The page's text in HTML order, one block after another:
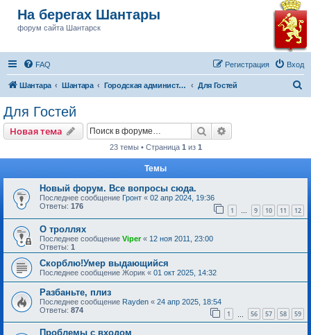
На берегах Шантары
форум сайта Шантарск
FAQ Вход
Регистрация
Шантара Шантара Городская администрация Шантарска Для Гостей
Для Гостей
Новая тема Поиск
23 темы • Страница 1 из 1
Темы
Новый форум. Все вопросы сюда.
Последнее сообщение Гронт « 02 апр 2024, 19:36
Ответы: 176 1 … 9 10 11 12
О троллях
Последнее сообщение Viper« 12 ноя 2011, 23:00
Ответы: 1
Скорблю!Умер выдающийся
Последнее сообщение Жорик « 01 окт 2025, 14:32
Разбаньте, плиз
Последнее сообщение Rayden « 24 апр 2025, 18:54
Ответы: 874 1 56 57 58 59
Проблемы с входом